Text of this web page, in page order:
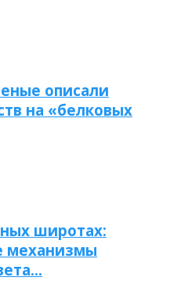
описали
на «белковых
широтах:
механизмы